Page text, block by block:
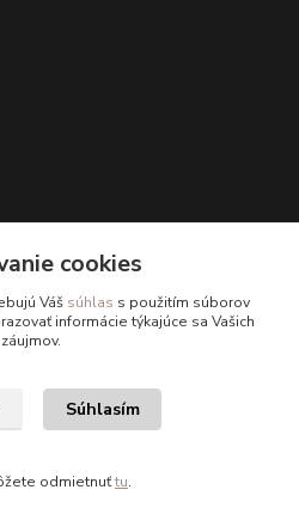
kvalitnabielizen.sk
cookies
Váš súhlas s použitím súborov
informácie týkajúce sa Vašich
záujmov.
Súhlasím
odmietnuťtu.